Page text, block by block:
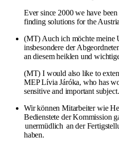
Ever since 2000 we have
finding solutions for the
(MT) Auch ich möchte meine
insbesondere der
an diesem heiklen und
(MT) I would also like to
MEP Lívia Járóka, who has
sensitive and important subject.
Wir können Mitarbeiter wie
Bedienstete der Kommission
unermüdlich an der
haben.